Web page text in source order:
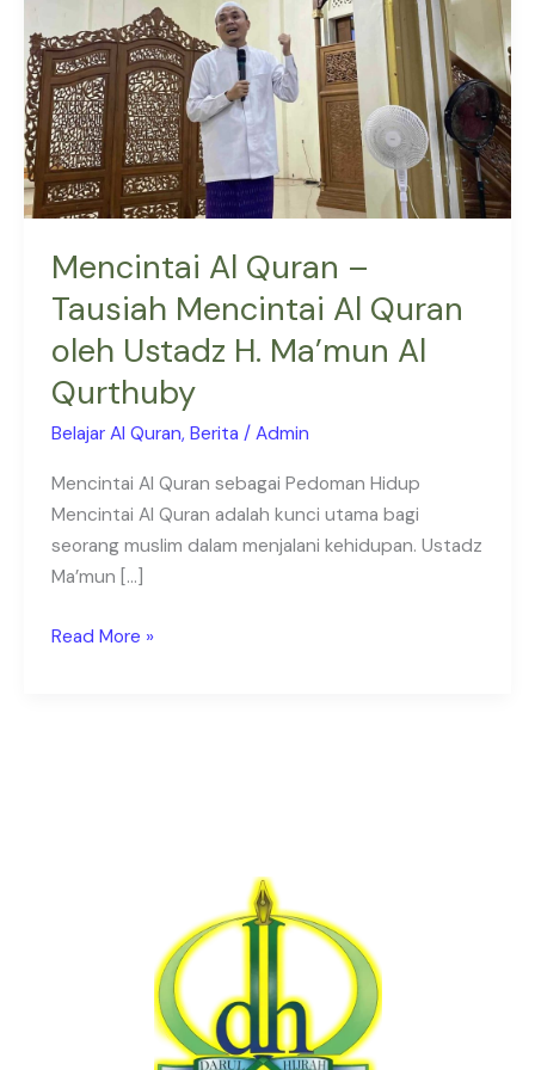
Mencintai Al Quran –
Tausiah Mencintai Al Quran
oleh Ustadz H. Ma’mun Al
Qurthuby
Belajar Al Quran,Berita /Admin
Mencintai Al Quran sebagai Pedoman Hidup
Mencintai Al Quran adalah kunci utama bagi
seorang muslim dalam menjalani kehidupan. Ustadz
Ma’mun […]
Mencintai
Al
Quran
oleh
Ustadz
H.
Ma’mun
Qurthuby
Read More »